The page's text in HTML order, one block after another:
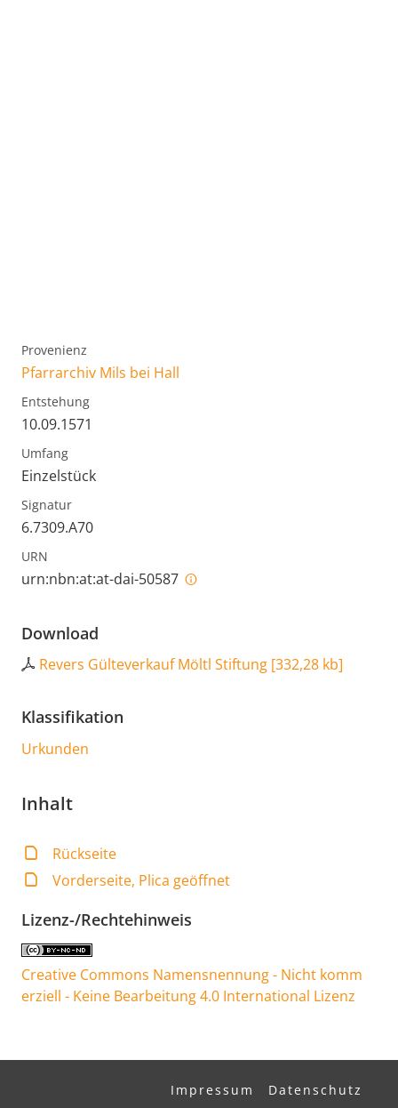
Provenienz
Pfarrarchiv Mils bei Hall
Entstehung
10.09.1571
Umfang
Einzelstück
Signatur
6.7309.A70
URN
urn:nbn:at:at-dai-50587
Download
Revers Gülteverkauf Möltl Stiftung [332,28 kb]
Klassifikation
Urkunden
Inhalt
Rückseite
Vorderseite, Plica geöffnet
Lizenz-/Rechtehinweis
Creative Commons Namensnennung - Nicht komm
erziell - Keine Bearbeitung 4.0 International Lizenz
Impressum Datenschutz